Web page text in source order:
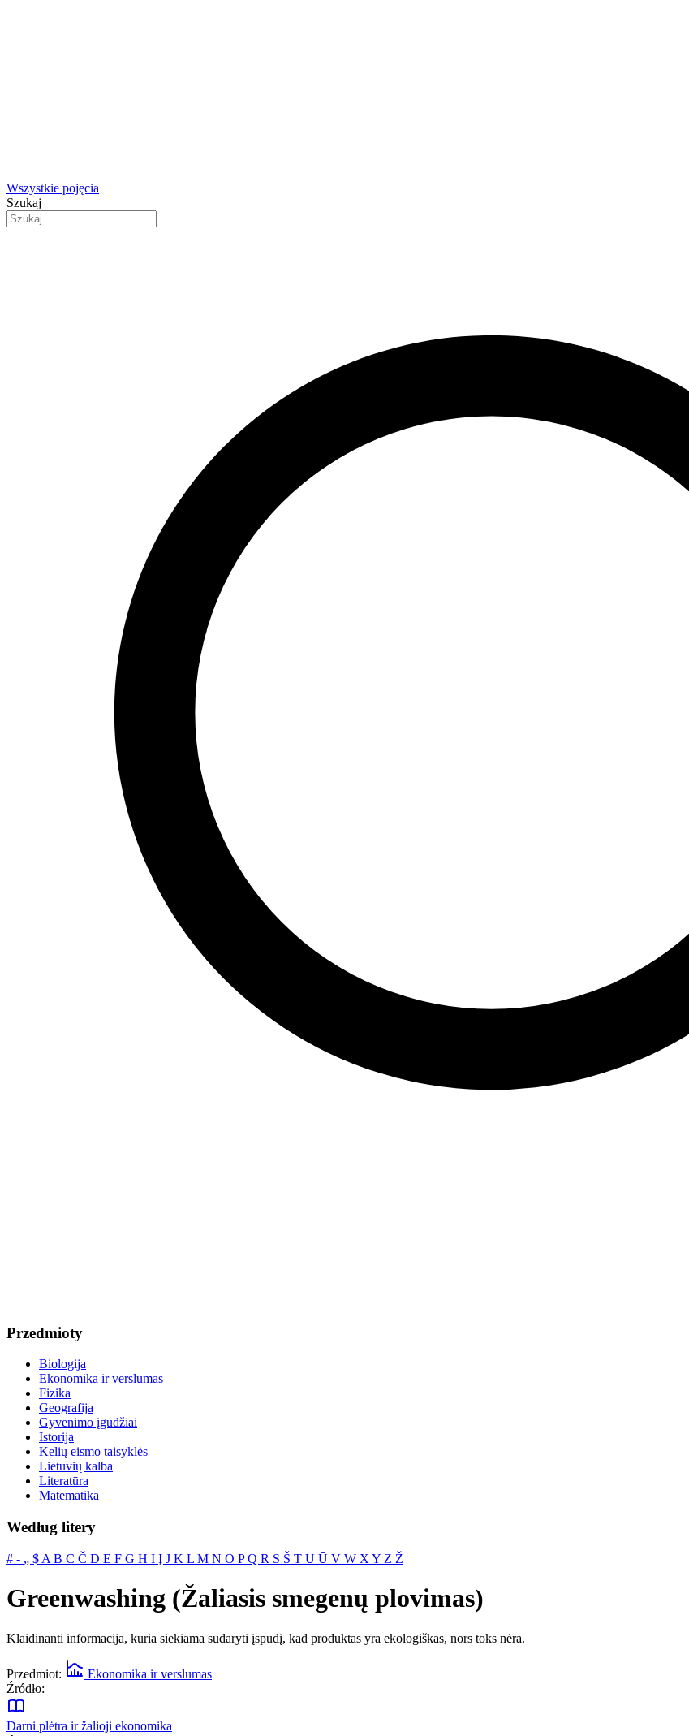
Wszystkie pojęcia
Szukaj
Przedmioty
Biologija
Ekonomika ir verslumas
Fizika
Geografija
Gyvenimo įgūdžiai
Istorija
Kelių eismo taisyklės
Lietuvių kalba
Literatūra
Matematika
Według litery
# ‐ „ $ A B C Č D E F G H I Į J K L M N O PQ R S Š T U Ū V W X Y Z Ž
Greenwashing (Žaliasis smegenų plovimas)
Klaidinanti informacija, kuria siekiama sudaryti įspūdį, kad produktas yra ekologiškas, nors toks nėra.
Przedmiot:
Ekonomika ir verslumas
Źródło:
Darni plėtra ir žalioji ekonomika